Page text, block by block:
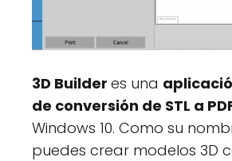
3D Builder es una
de conversión de STL a
Windows 10. Como su
puedes crear modelos 3D